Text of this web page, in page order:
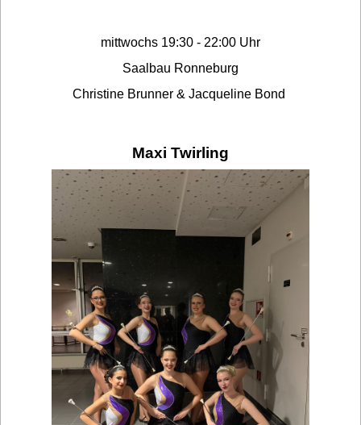
mittwochs 19:30 - 22:00 Uhr
Saalbau Ronneburg
Christine Brunner & Jacqueline Bond
Maxi Twirling